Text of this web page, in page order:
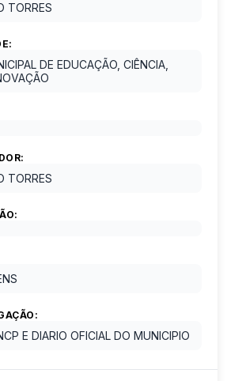
TORRES
DE EDUCAÇÃO, CIÊNCIA,
TORRES
E DIARIO OFICIAL DO MUNICIPIO